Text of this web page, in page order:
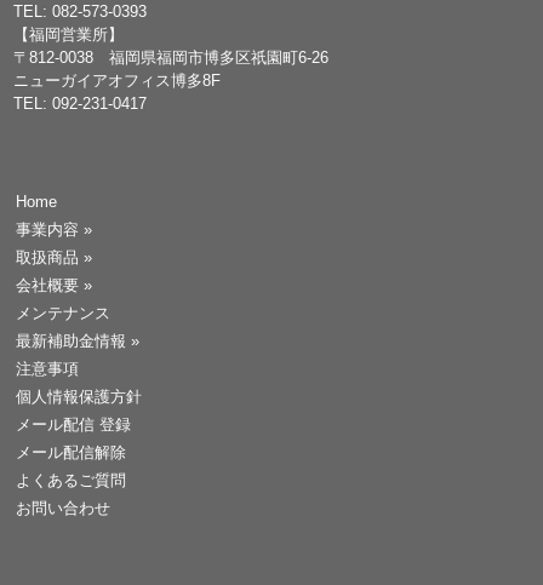
TEL: 082-573-0393
【福岡営業所】
〒812-0038 福岡県福岡市博多区祇園町6-26
ニューガイアオフィス博多8F
TEL: 092-231-0417
Home
事業内容 »
取扱商品 »
会社概要 »
メンテナンス
最新補助金情報 »
注意事項
個人情報保護方針
メール配信 登録
メール配信解除
よくあるご質問
お問い合わせ